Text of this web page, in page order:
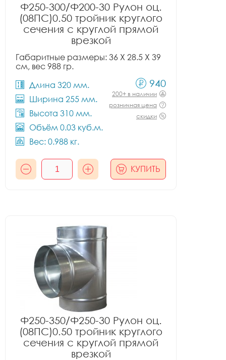
Ф250-300/Ф200-30 Рулон оц.
(08ПС)0.50 тройник круглого
сечения с круглой прямой
врезкой
Габаритные размеры: 36 X 28.5 X 39
см, вес 988 гр.
Длина 320 мм.
Ширина 255 мм.
Высота 310 мм.
Объём 0.03 куб.м.
Вес: 0.988 кг.
940
200+ в наличии
розничная цена
скидки
КУПИТЬ
Ф250-350/Ф250-30 Рулон оц.
(08ПС)0.50 тройник круглого
сечения с круглой прямой
врезкой